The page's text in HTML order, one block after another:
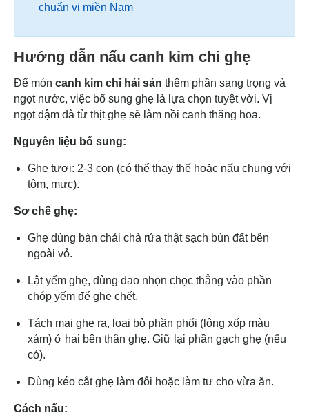
chuẩn vị miền Nam
Hướng dẫn nấu canh kim chi ghẹ
Để món canh kim chi hải sản thêm phần sang trọng và
ngọt nước, việc bổ sung ghẹ là lựa chọn tuyệt vời. Vị
ngọt đậm đà từ thịt ghẹ sẽ làm nồi canh thăng hoa.
Nguyên liệu bổ sung:
Ghẹ tươi: 2-3 con (có thể thay thế hoặc nấu chung với
tôm, mực).
Sơ chế ghẹ:
Ghẹ dùng bàn chải chà rửa thật sạch bùn đất bên
ngoài vỏ.
Lật yếm ghẹ, dùng dao nhọn chọc thẳng vào phần
chóp yếm để ghẹ chết.
Tách mai ghẹ ra, loại bỏ phần phổi (lông xốp màu
xám) ở hai bên thân ghẹ. Giữ lại phần gạch ghẹ (nếu
có).
Dùng kéo cắt ghẹ làm đôi hoặc làm tư cho vừa ăn.
Cách nấu: